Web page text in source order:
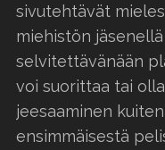
sivutehtävät
miehistön
selvitettävänään
voi suorittaa tai
jeesaaminen
ensimmäisestä